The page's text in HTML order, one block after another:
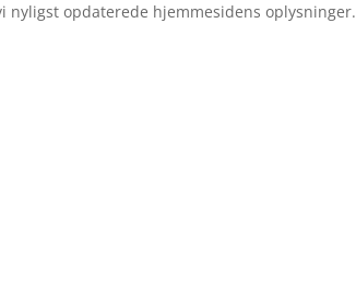
opdaterede hjemmesidens oplysninger.